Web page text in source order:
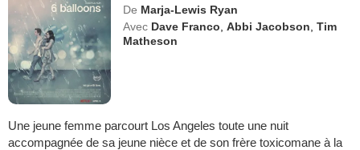
De Marja-Lewis Ryan
Avec Dave Franco ,Abbi Jacobson ,Tim
Matheson
Une jeune femme parcourt Los Angeles toute une nuit
accompagnée de sa jeune nièce et de son frère toxicomane à la